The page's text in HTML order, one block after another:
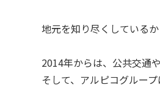
地元を知り尽くしている
2014年からは、公共交通
そして、 アルピコグルー